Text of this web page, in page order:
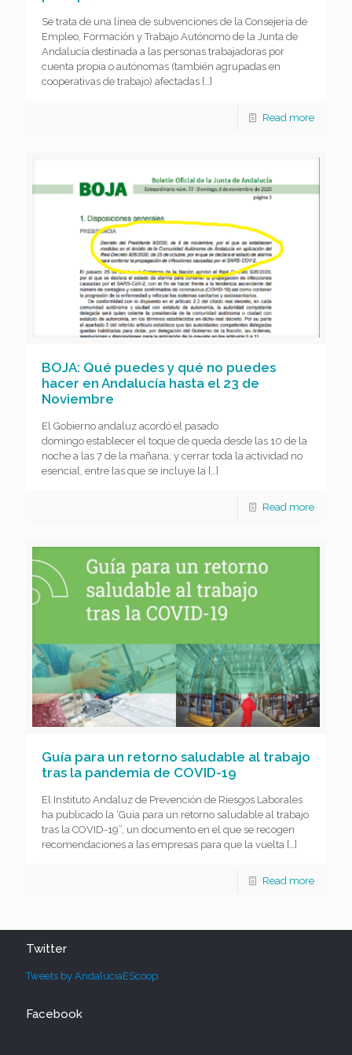
Se trata de una línea de subvenciones de la Consejería de
Empleo, Formación y Trabajo Autónomo de la Junta de
Andalucía destinada a las personas trabajadoras por
cuenta propia o autónomas (también agrupadas en
cooperativas de trabajo) afectadas […]
Read more
BOJA: Qué puedes y qué no puedes
hacer en Andalucía hasta el 23 de
Noviembre
El Gobierno andaluz acordó el pasado
domingo establecer el toque de queda desde las 10 de la
noche a las 7 de la mañana, y cerrar toda la actividad no
esencial, entre las que se incluye la […]
Read more
Guía para un retorno saludable al trabajo
tras la pandemia de COVID-19
El Instituto Andaluz de Prevención de Riesgos Laborales
ha publicado la ‘Guía para un retorno saludable al trabajo
tras la COVID-19”, un documento en el que se recogen
recomendaciones a las empresas para que la vuelta […]
Read more
Twitter
Tweets by AndaluciaEScoop
Facebook